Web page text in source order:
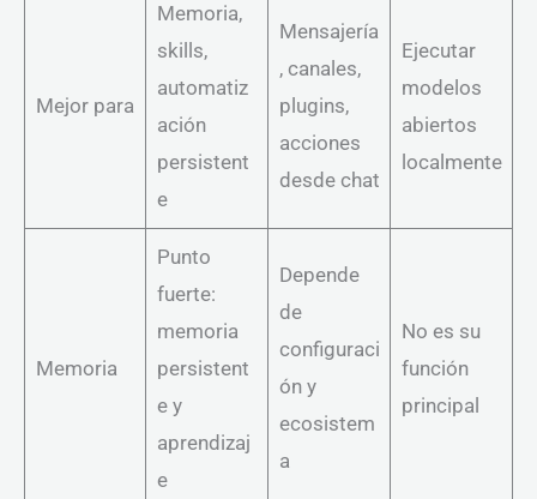
Mejor para
Memoria,
skills,
automatiz
ación
persistent
e
Mensajería
, canales,
plugins,
acciones
desde chat
Ejecutar
modelos
abiertos
localmente
Memoria
Punto
fuerte:
memoria
persistent
e y
aprendizaj
e
Depende
de
configuraci
ón y
ecosistem
a
No es su
función
principal